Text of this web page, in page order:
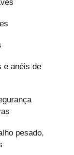
e anéis de
pesado,